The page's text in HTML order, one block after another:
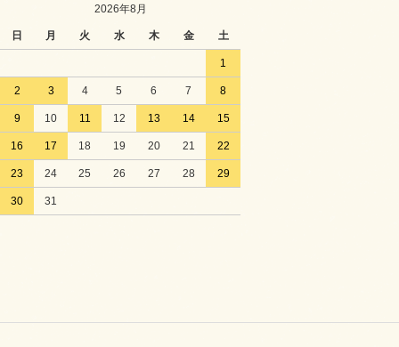
2026年8月
日 月 火 水 木 金 土
1
2 3 4 5 6 7 8
9 10 11 12 13 14 15
16 17 18 19 20 21 22
23 24 25 26 27 28 29
30 31